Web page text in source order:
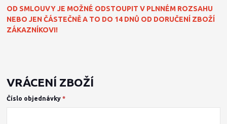
OD SMLOUVY JE MOŽNÉ ODSTOUPIT V PLNNÉM ROZSAHU
NEBO JEN ČÁSTEČNĚ A TO DO 14 DNŮ OD DORUČENÍ ZBOŽÍ
ZÁKAZNÍKOVI!
VRÁCENÍ ZBOŽÍ
Číslo objednávky*